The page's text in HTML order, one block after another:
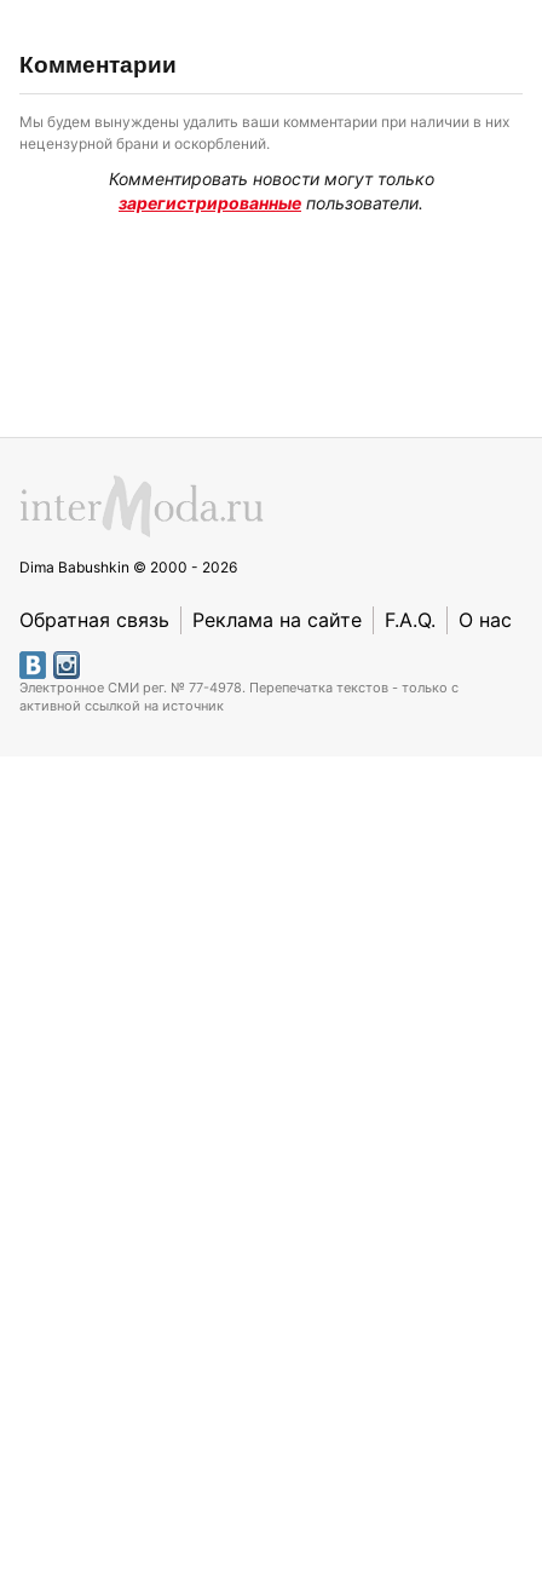
Комментарии
Мы будем вынуждены удалить ваши комментарии при наличии в них
нецензурной брани и оскорблений.
Комментировать новости могут только
зарегистрированные пользователи.
Dima Babushkin © 2000 - 2026
Обратная связь Реклама на сайте F.A.Q. О нас
Электронное СМИ рег. № 77-4978. Перепечатка текстов - только с
активной ссылкой на источник